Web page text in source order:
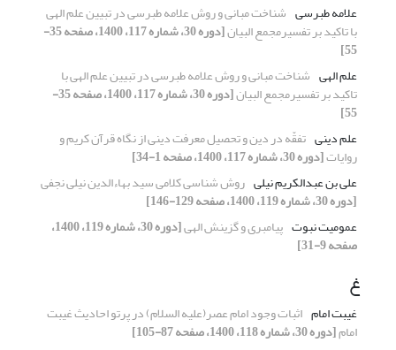
علامه طبرسی شناخت مبانی و روش علامه طبرسی در تبیین علم الهی
با تاکید بر تفسیرمجمع البیان [دوره 30، شماره 117، 1400، صفحه 35-
55]
علم الهی شناخت مبانی و روش علامه طبرسی در تبیین علم الهی با
تاکید بر تفسیرمجمع البیان [دوره 30، شماره 117، 1400، صفحه 35-
55]
علم دینی تفقّه در دین و تحصیل معرفت دینی از نگاه قرآن کریم و
روایات[دوره 30، شماره 117، 1400، صفحه 1-34]
علی بن عبدالکریم نیلی روش شناسی کلامی سید بهاءالدین نیلی نجفی
[دوره 30، شماره 119، 1400، صفحه 129-146]
عمومیت نبوت پیامبری و گزینش الهی [دوره 30، شماره 119، 1400،
صفحه 9-31]
غ
غیبت امام اثبات وجود امام عصر(علیه السلام) در پرتو احادیث غیبت
امام[دوره 30، شماره 118، 1400، صفحه 87-105]